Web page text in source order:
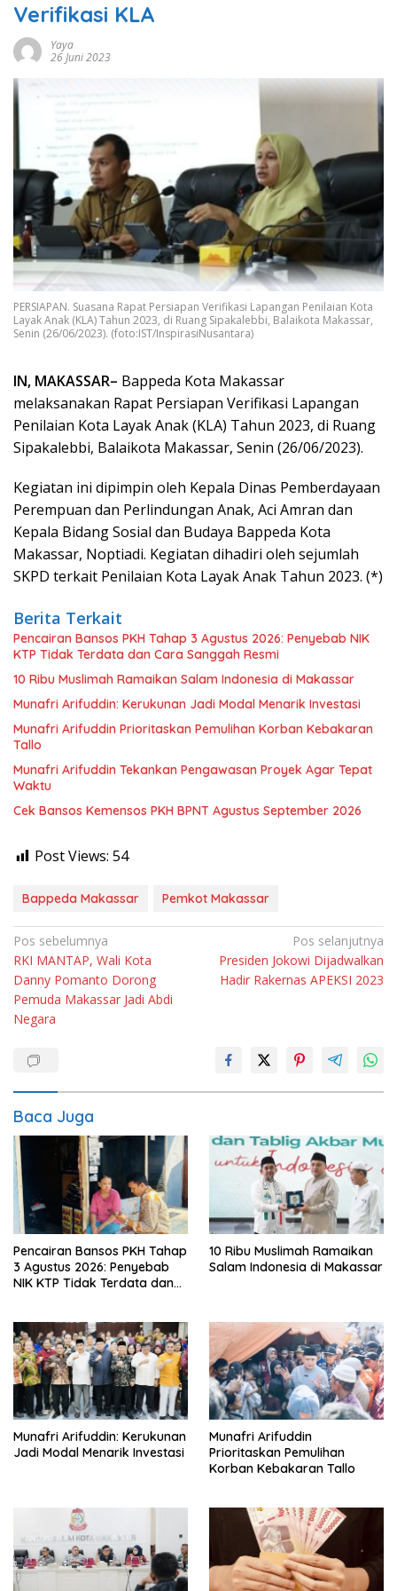
Verifikasi KLA
Yaya
26 Juni 2023
PERSIAPAN. Suasana Rapat Persiapan Verifikasi Lapangan Penilaian Kota
Layak Anak (KLA) Tahun 2023, di Ruang Sipakalebbi, Balaikota Makassar,
Senin (26/06/2023). (foto:IST/InspirasiNusantara)
IN, MAKASSAR– Bappeda Kota Makassar
melaksanakan Rapat Persiapan Verifikasi Lapangan
Penilaian Kota Layak Anak (KLA) Tahun 2023, di Ruang
Sipakalebbi, Balaikota Makassar, Senin (26/06/2023).
Kegiatan ini dipimpin oleh Kepala Dinas Pemberdayaan
Perempuan dan Perlindungan Anak, Aci Amran dan
Kepala Bidang Sosial dan Budaya Bappeda Kota
Makassar, Noptiadi. Kegiatan dihadiri oleh sejumlah
SKPD terkait Penilaian Kota Layak Anak Tahun 2023. (*)
Berita Terkait
Pencairan Bansos PKH Tahap 3 Agustus 2026: Penyebab NIK
KTP Tidak Terdata dan Cara Sanggah Resmi
10 Ribu Muslimah Ramaikan Salam Indonesia di Makassar
Munafri Arifuddin: Kerukunan Jadi Modal Menarik Investasi
Munafri Arifuddin Prioritaskan Pemulihan Korban Kebakaran
Tallo
Munafri Arifuddin Tekankan Pengawasan Proyek Agar Tepat
Waktu
Cek Bansos Kemensos PKH BPNT Agustus September 2026
Post Views: 54
Bappeda Makassar Pemkot Makassar
Navigasi
pos
Pos sebelumnya
RKI MANTAP, Wali Kota
Danny Pomanto Dorong
Pemuda Makassar Jadi Abdi
Negara
Pos selanjutnya
Presiden Jokowi Dijadwalkan
Hadir Rakernas APEKSI 2023
Baca Juga
Pencairan Bansos PKH Tahap
3 Agustus 2026: Penyebab
NIK KTP Tidak Terdata dan
10 Ribu Muslimah Ramaikan
Salam Indonesia di Makassar
Munafri Arifuddin: Kerukunan
Jadi Modal Menarik Investasi
Munafri Arifuddin
Prioritaskan Pemulihan
Korban Kebakaran Tallo